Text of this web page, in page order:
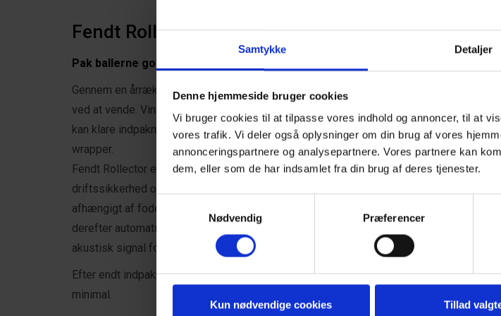
Samtykke Detaljer
Denne hjemmeside bruger cookies
Vi bruger cookies til at tilpasse vores indhold og annoncer, til at
vores trafik. Vi deler også oplysninger om din brug af vores
annonceringspartnere og analysepartnere. Vores partnere kan
dem, eller som de har indsamlet fra din brug af deres tjenester.
Nødvendig
Præferencer
Kun nødvendige cookies Tillad
Fendt Rollector
Pak ballerne godt ind og bevar foderværdien
Gennem en årrække er kombipressere blevet dominerende i Danmark, men måske er
ved at vende. Vinduerne for bjærgning af græs er blevet smallere, og da én wrapper
kan klare indpakningen
efter to pressere, forøges kapaciteten ved at adskille presser og
wrapper.
Fendt Rollector er designet til rundballer. De enkle indpakkere arbejder med høj
driftssikkerhed og er
afhængigt af fodermaterialet og den
derefter automatisk det ønskede antal folielag og
akustisk signal fortæller brugeren, at indpakningen er afsluttet.
Efter endt indpakning sker aflægningen yderst skånsomt, så risikoen for skader på
minimal.